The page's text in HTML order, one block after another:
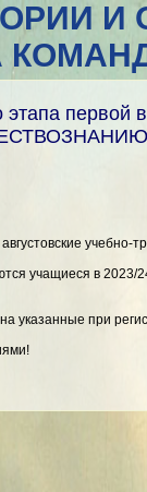
первой
августовские
учащиеся в 2023/
указанные при